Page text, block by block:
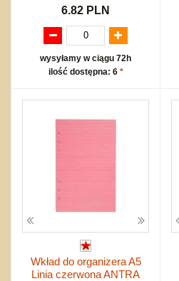
6.82 PLN
wysyłamy w ciągu 72h
ilość dostępna: 6 *
Wkład do organizera A5
Linia czerwona ANTRA